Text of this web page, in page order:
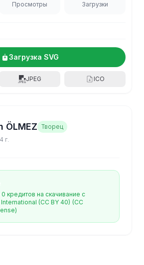
Просмотры Загрузки
Загрузка SVG
JPEG ICO
ÖLMEZ Творец
г.
кредитов на скачивание с
(CC BY 40) (CC